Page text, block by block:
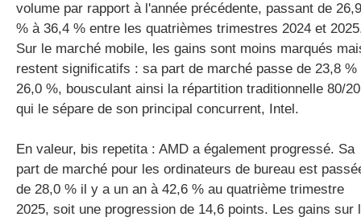
volume par rapport à l'année précédente, passant de 26,9
% à 36,4 % entre les quatrièmes trimestres 2024 et
Sur le marché mobile, les gains sont moins marqués
restent significatifs : sa part de marché passe de 23,8 %
26,0 %, bousculant ainsi la répartition traditionnelle 80/20
qui le sépare de son principal concurrent, Intel.
En valeur, bis repetita : AMD a également progressé. Sa
part de marché pour les ordinateurs de bureau est
de 28,0 % il y a un an à 42,6 % au quatrième trimestre
2025, soit une progression de 14,6 points. Les gains sur